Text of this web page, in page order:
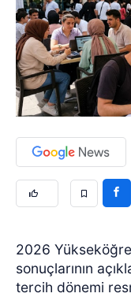
2026
sonuçlarının
tercih dönemi